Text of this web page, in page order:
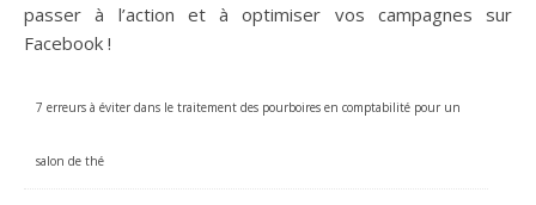
passer à l’action et à optimiser vos campagnes sur
Facebook !
7 erreurs à éviter dans le traitement des pourboires en comptabilité pour un
salon de thé